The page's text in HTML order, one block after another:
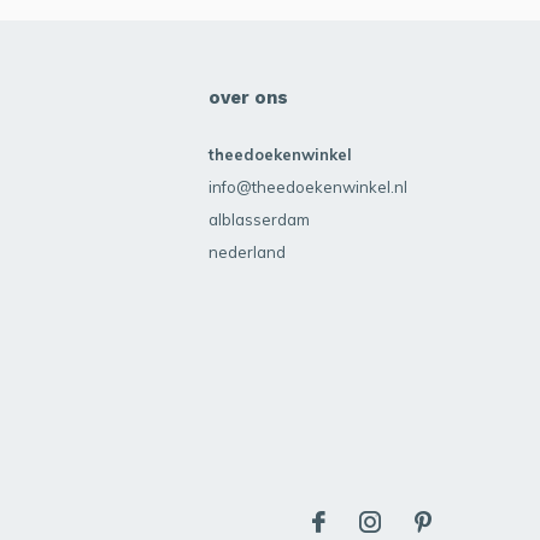
over ons
theedoekenwinkel
info@theedoekenwinkel.nl
alblasserdam
nederland